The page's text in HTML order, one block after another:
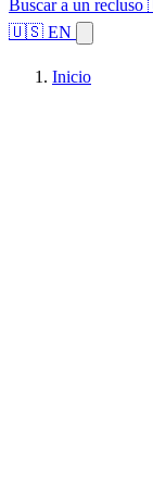
Buscar a un recluso
🇺🇸 EN
Inicio